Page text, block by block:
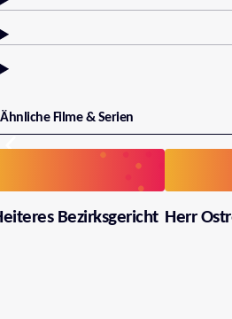
Ähnliche Filme & Serien
Bezirksgericht Herr